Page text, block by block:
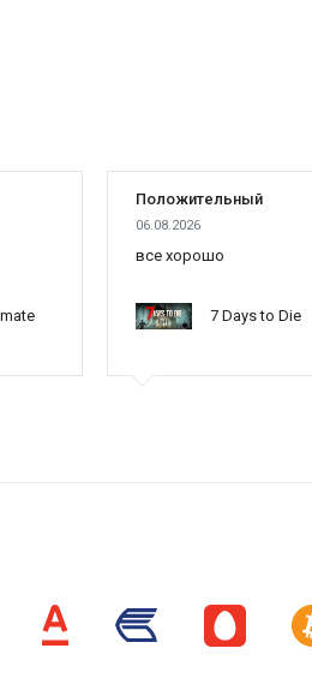
Положительный
06.08.2026
все хорошо
7 Days to Die